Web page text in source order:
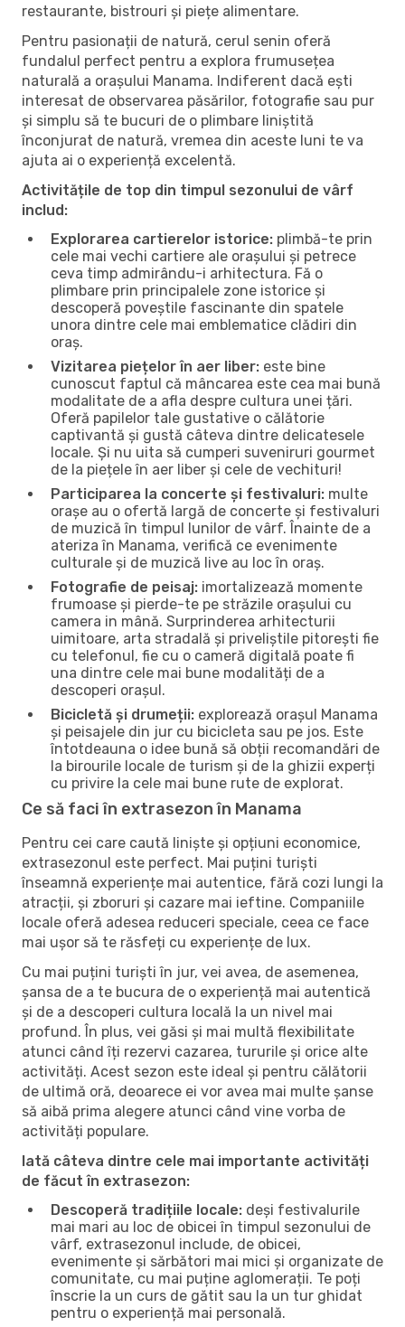
restaurante, bistrouri și piețe alimentare.
Pentru pasionații de natură, cerul senin oferă
fundalul perfect pentru a explora frumusețea
naturală a orașului Manama. Indiferent dacă ești
interesat de observarea păsărilor, fotografie sau pur
și simplu să te bucuri de o plimbare liniștită
înconjurat de natură, vremea din aceste luni te va
ajuta ai o experiență excelentă.
Activitățile de top din timpul sezonului de vârf
includ:
Explorarea cartierelor istorice: plimbă-te prin
cele mai vechi cartiere ale orașului și petrece
ceva timp admirându-i arhitectura. Fă o
plimbare prin principalele zone istorice și
descoperă poveștile fascinante din spatele
unora dintre cele mai emblematice clădiri din
oraș.
Vizitarea piețelor în aer liber: este bine
cunoscut faptul că mâncarea este cea mai bună
modalitate de a afla despre cultura unei țări.
Oferă papilelor tale gustative o călătorie
captivantă și gustă câteva dintre delicatesele
locale. Și nu uita să cumperi suveniruri gourmet
de la piețele în aer liber și cele de vechituri!
Participarea la concerte și festivaluri: multe
orașe au o ofertă largă de concerte și festivaluri
de muzică în timpul lunilor de vârf. Înainte de a
ateriza în Manama, verifică ce evenimente
culturale și de muzică live au loc în oraș.
Fotografie de peisaj: imortalizează momente
frumoase și pierde-te pe străzile orașului cu
camera in mână. Surprinderea arhitecturii
uimitoare, arta stradală și priveliștile pitorești fie
cu telefonul, fie cu o cameră digitală poate fi
una dintre cele mai bune modalități de a
descoperi orașul.
Bicicletă și drumeții: explorează orașul Manama
și peisajele din jur cu bicicleta sau pe jos. Este
întotdeauna o idee bună să obții recomandări de
la birourile locale de turism și de la ghizii experți
cu privire la cele mai bune rute de explorat.
Ce să faci în extrasezon în Manama
Pentru cei care caută liniște și opțiuni economice,
extrasezonul este perfect. Mai puțini turiști
înseamnă experiențe mai autentice, fără cozi lungi la
atracții, și zboruri și cazare mai ieftine. Companiile
locale oferă adesea reduceri speciale, ceea ce face
mai ușor să te răsfeți cu experiențe de lux.
Cu mai puțini turiști în jur, vei avea, de asemenea,
șansa de a te bucura de o experiență mai autentică
și de a descoperi cultura locală la un nivel mai
profund. În plus, vei găsi și mai multă flexibilitate
atunci când îți rezervi cazarea, tururile și orice alte
activități. Acest sezon este ideal și pentru călătorii
de ultimă oră, deoarece ei vor avea mai multe șanse
să aibă prima alegere atunci când vine vorba de
activități populare.
Iată câteva dintre cele mai importante activități
de făcut în extrasezon:
Descoperă tradițiile locale: deși festivalurile
mai mari au loc de obicei în timpul sezonului de
vârf, extrasezonul include, de obicei,
evenimente și sărbători mai mici și organizate de
comunitate, cu mai puține aglomerații. Te poți
înscrie la un curs de gătit sau la un tur ghidat
pentru o experiență mai personală.